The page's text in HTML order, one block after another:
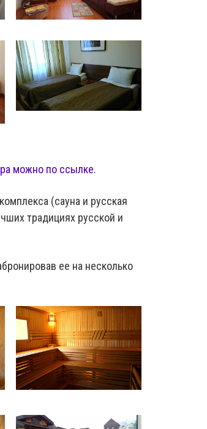
можно по ссылке.
(сауна и русская
традициях русской и
ее на несколько